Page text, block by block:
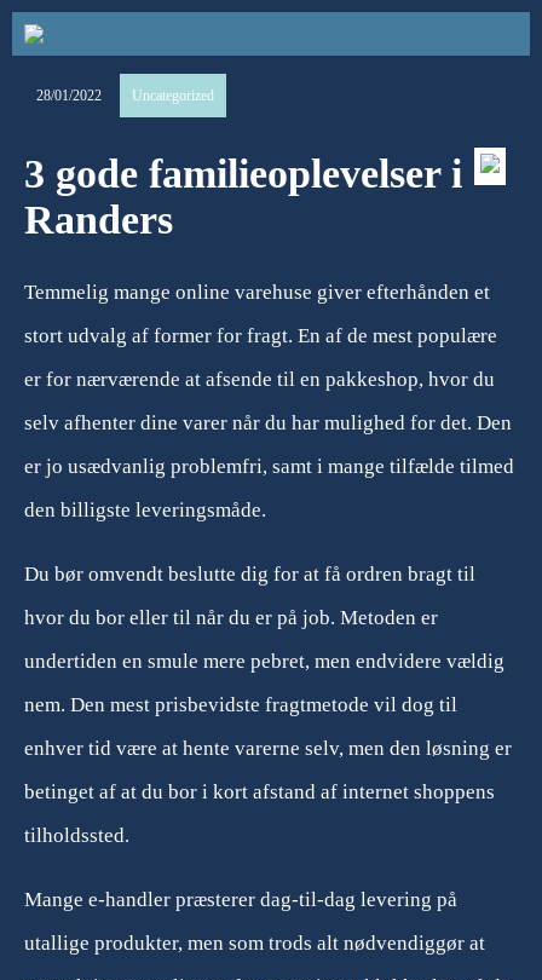
28/01/2022 Uncategorized
3 gode familieoplevelser i
Randers
Temmelig mange online varehuse giver efterhånden et
stort udvalg af former for fragt. En af de mest populære
er for nærværende at afsende til en pakkeshop, hvor du
selv afhenter dine varer når du har mulighed for det. Den
er jo usædvanlig problemfri, samt i mange tilfælde tilmed
den billigste leveringsmåde.
Du bør omvendt beslutte dig for at få ordren bragt til
hvor du bor eller til når du er på job. Metoden er
undertiden en smule mere pebret, men endvidere vældig
nem. Den mest prisbevidste fragtmetode vil dog til
enhver tid være at hente varerne selv, men den løsning er
betinget af at du bor i kort afstand af internet shoppens
tilholdssted.
Mange e-handler præsterer dag-til-dag levering på
utallige produkter, men som trods alt nødvendiggør at